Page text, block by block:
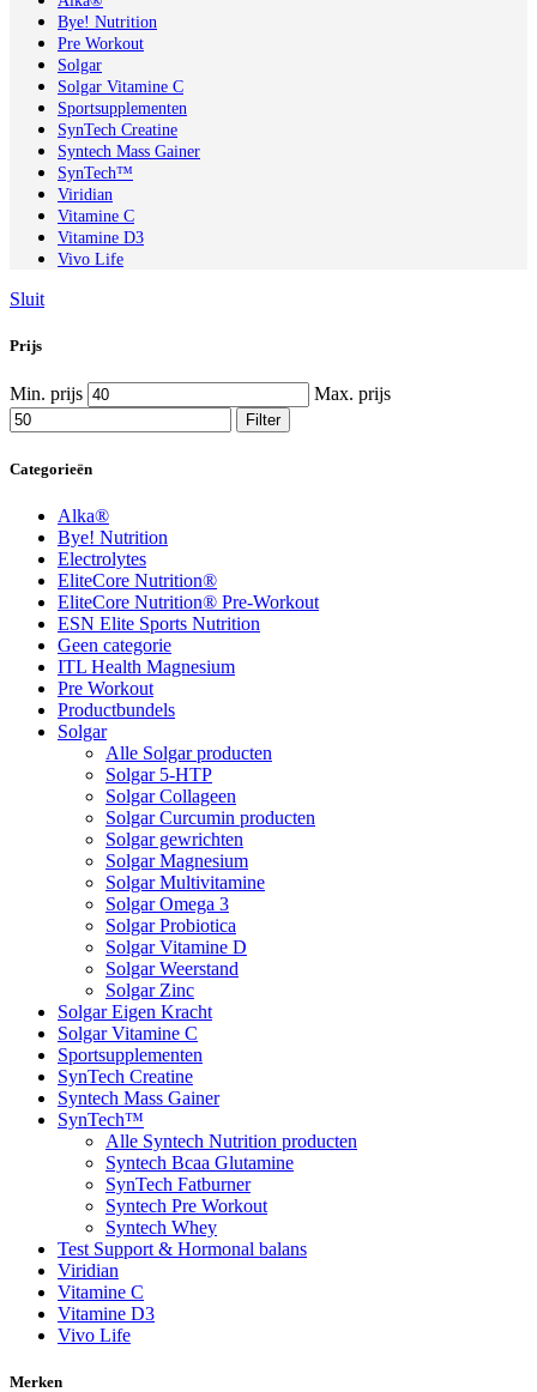
Bye! Nutrition
Pre Workout
Solgar
Solgar Vitamine C
Sportsupplementen
SynTech Creatine
Syntech Mass Gainer
SynTech™
Viridian
Vitamine C
Vitamine D3
Vivo Life
Sluit
Prijs
Min. prijs Max. prijs
Filter
Categorieën
Alka®
Bye! Nutrition
Electrolytes
EliteCore Nutrition®
EliteCore Nutrition® Pre-Workout
ESN Elite Sports Nutrition
Geen categorie
ITL Health Magnesium
Pre Workout
Productbundels
Solgar
Alle Solgar producten
Solgar 5-HTP
Solgar Collageen
Solgar Curcumin producten
Solgar gewrichten
Solgar Magnesium
Solgar Multivitamine
Solgar Omega 3
Solgar Probiotica
Solgar Vitamine D
Solgar Weerstand
Solgar Zinc
Solgar Eigen Kracht
Solgar Vitamine C
Sportsupplementen
SynTech Creatine
Syntech Mass Gainer
SynTech™
Alle Syntech Nutrition producten
Syntech Bcaa Glutamine
SynTech Fatburner
Syntech Pre Workout
Syntech Whey
Test Support & Hormonal balans
Viridian
Vitamine C
Vitamine D3
Vivo Life
Merken